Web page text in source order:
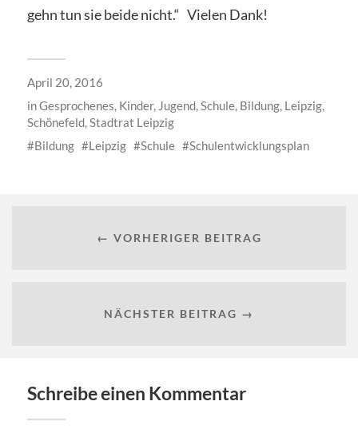
gehn tun sie beide nicht.“ Vielen Dank!
April 20, 2016
inGesprochenes, Kinder, Jugend, Schule, Bildung, Leipzig,
Schönefeld,Stadtrat Leipzig
Bildung
Leipzig Schule Schulentwicklungsplan
← VORHERIGER BEITRAG
NÄCHSTER BEITRAG →
Schreibe einen Kommentar